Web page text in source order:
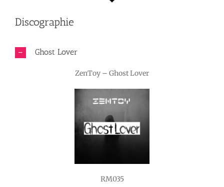
Discographie
Ghost Lover
ZenToy – Ghost Lover
RM035